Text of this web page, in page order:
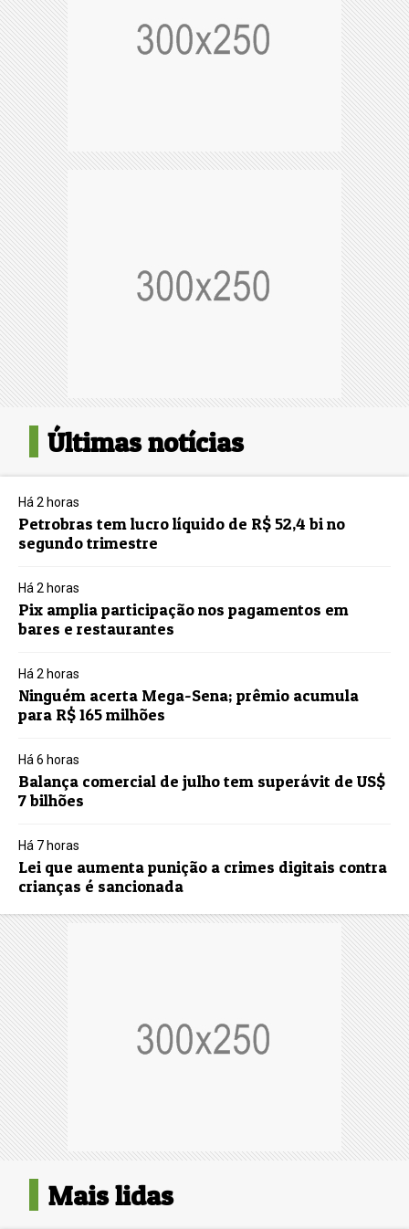
Últimas notícias
Há 2 horas
Petrobras tem lucro líquido de R$ 52,4 bi no
segundo trimestre
Há 2 horas
Pix amplia participação nos pagamentos em
bares e restaurantes
Há 2 horas
Ninguém acerta Mega-Sena; prêmio acumula
para R$ 165 milhões
Há 6 horas
Balança comercial de julho tem superávit de US$
7 bilhões
Há 7 horas
Lei que aumenta punição a crimes digitais contra
crianças é sancionada
Mais lidas